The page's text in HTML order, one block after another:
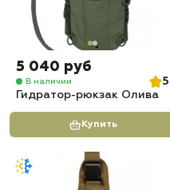
5 040 руб
В наличии
5
Гидратор-рюкзак Олива
Купить